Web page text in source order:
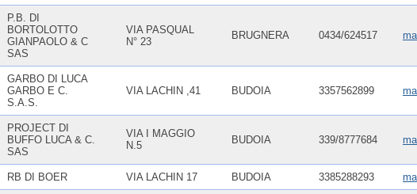
P.B. DI
BORTOLOTTO
GIANPAOLO & C
SAS
VIA PASQUAL
N° 23
BRUGNERA 0434/624517
GARBO DI LUCA
GARBO E C.
S.A.S.
VIA LACHIN ,41 BUDOIA 3357562899
PROJECT DI
BUFFO LUCA & C.
SAS
VIA I MAGGIO
N.5
BUDOIA 339/8777684
RB DI BOER VIA LACHIN 17 BUDOIA 3385288293